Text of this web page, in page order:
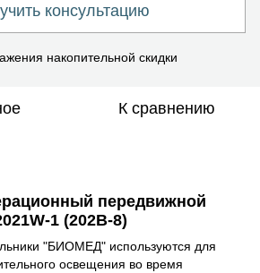
консультацию
накопительной скидки
К сравнению
передвижной
1 (202B-8)
"БИОМЕД" используются для
освещения во время